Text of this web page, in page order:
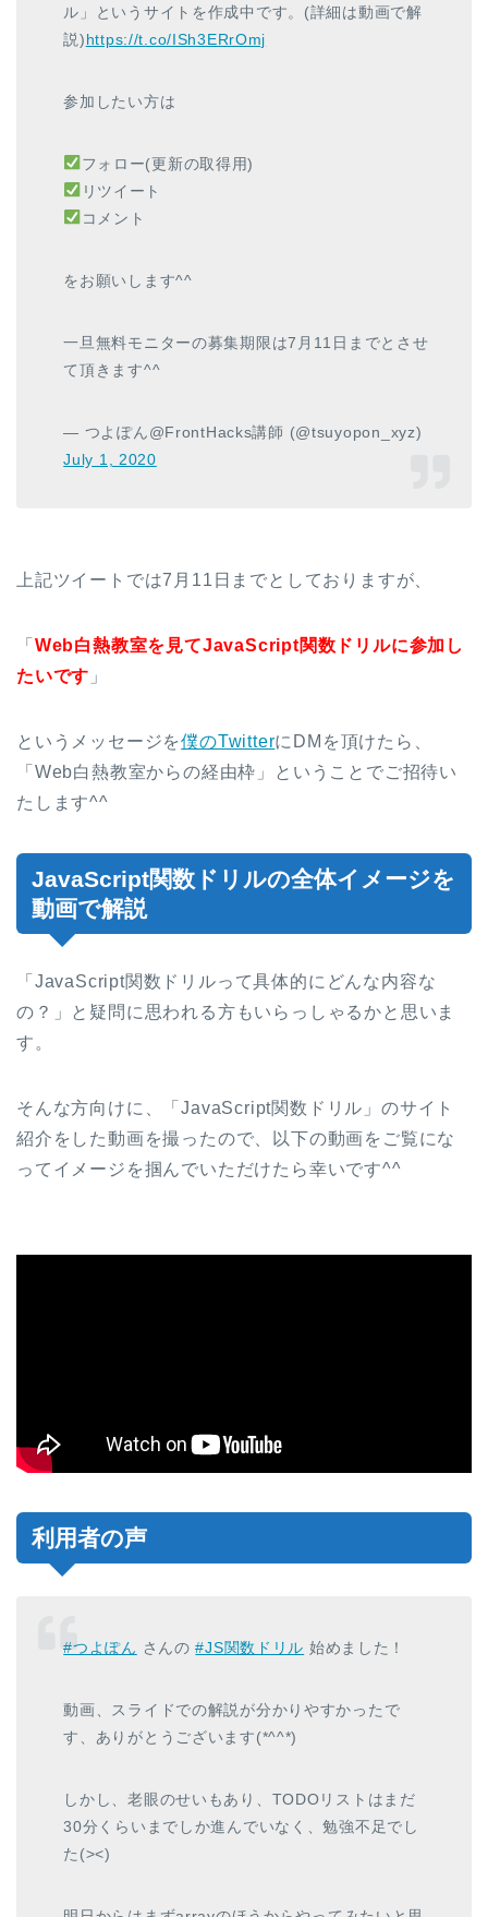
ル」というサイトを作成中です。(詳細は動画で解
説)https://t.co/ISh3ERrOmj
参加したい方は
フォロー(更新の取得用)
リツイート
コメント
をお願いします^^
一旦無料モニターの募集期限は7月11日までとさせ
て頂きます^^
— つよぽん@FrontHacks講師 (@tsuyopon_xyz)
July 1, 2020
上記ツイートでは7月11日までとしておりますが、
「 Web白熱教室を見てJavaScript関数ドリルに参加し
たいです 」
というメッセージを僕のTwitterにDMを頂けたら、
「Web白熱教室からの経由枠」ということでご招待い
たします^^
JavaScript関数ドリルの全体イメージを
動画で解説
「JavaScript関数ドリルって具体的にどんな内容な
の？」と疑問に思われる方もいらっしゃるかと思いま
す。
そんな方向けに、「JavaScript関数ドリル」のサイト
紹介をした動画を撮ったので、以下の動画をご覧にな
ってイメージを掴んでいただけたら幸いです^^
利用者の声
#つよぽん さんの#JS関数ドリル 始めました！
動画、スライドでの解説が分かりやすかったで
す、ありがとうございます(*^^*)
しかし、老眼のせいもあり、TODOリストはまだ
30分くらいまでしか進んでいなく、勉強不足でし
た(><)